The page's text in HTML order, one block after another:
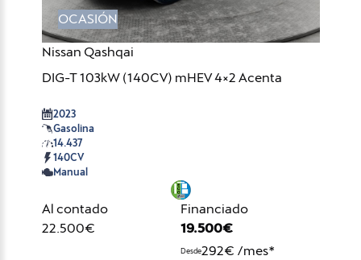
OCASIÓN
Nissan Qashqai
DIG-T 103kW (140CV) mHEV 4×2 Acenta
2023
Gasolina
14.437
140CV
Manual
Al contado
22.500€
Financiado
19.500€
Desde292€ /mes*